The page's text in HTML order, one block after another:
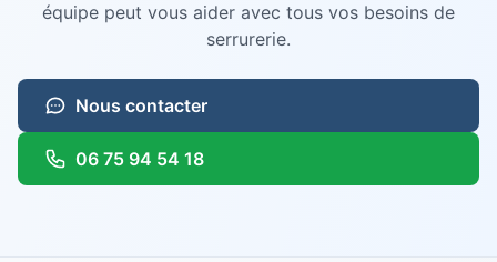
équipe peut vous aider avec tous vos besoins de
serrurerie.
Nous contacter
06 75 94 54 18